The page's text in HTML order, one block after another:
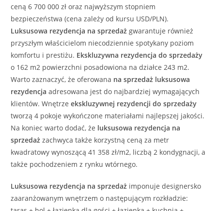
ceną 6 700 000 złoraz najwyższym stopniem
bezpieczeństwa (cena zależy od kursu USD/PLN).
Luksusowa rezydencja na sprzedaż gwarantuje również
przyszłym właścicielom niecodziennie spotykany poziom
komfortu i prestiżu. Ekskluzywna rezydencja do sprzedaży
o 162 m2 powierzchni posadowiona na działce 243 m2.
Warto zaznaczyć, że oferowana na sprzedaż luksusowa
rezydencja adresowana jest do najbardziej wymagających
klientów. Wnętrzeekskluzywnej rezydencji do sprzedaży
tworzą 4 pokoje wykończone materiałami najlepszej jakości.
Na koniec warto dodać, że luksusowa rezydencja na
sprzedaż zachwyca także korzystną ceną za metr
kwadratowy wynoszącą 41 358 zł/m2, liczbą 2 kondygnacji, a
także pochodzeniem z rynku wtórnego.
Luksusowa rezydencja na sprzedaż imponuje designersko
zaaranżowanym wnętrzem o następującym rozkładzie: